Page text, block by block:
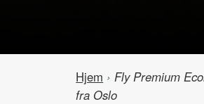
Hjem › Fly Premium
fra Oslo